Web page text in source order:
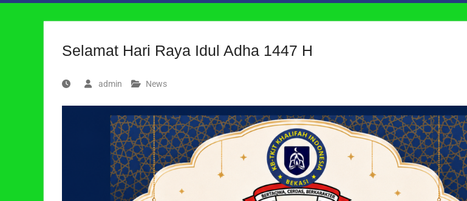
Selamat Hari Raya Idul Adha 1447 H
admin News